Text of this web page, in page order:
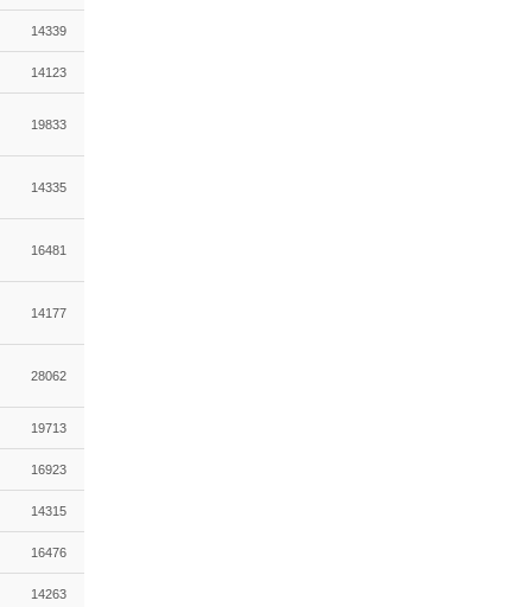
14339
14123
19833
14335
16481
14177
28062
19713
16923
14315
16476
14263